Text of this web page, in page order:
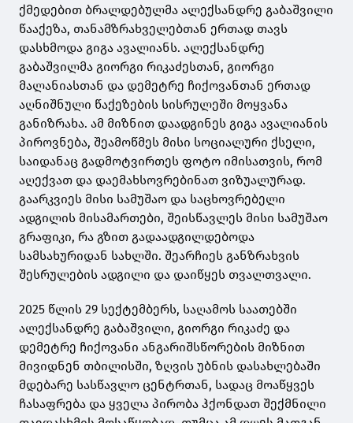
ქმედებით ბრალდებულმა ალექსანდრე გაბაშვილი
წააქეზა, თანამზრახველებთან ერთად თავს
დასხმოდა გიგა ავალიანს. ალექსანდრე
გაბაშვილმა გიორგი რიკაძესთან, გიორგი
მალანიასთან და დემეტრე ჩიქოვანთან ერთად
აღნიშნული წაქეზების სისრულეში მოყვანა
განიზრახა. ამ მიზნით დაადგინეს გიგა ავალიანის
პიროვნება, შეამოწმეს მისი სოციალური ქსელი,
საიდანაც გადმოტვირთეს ფოტო იმისათვის, რომ
აღექვათ და დაემახსოვრებინათ ვიზუალურად.
გაარკვიეს მისი სამუშაო და საცხოვრებელი
ადგილის მისამართები, შეისწავლეს მისი სამუშაო
გრაფიკი, რა გზით გადაადგილდებოდა
სამსახურიდან სახლში. შეარჩიეს განზრახვის
შესრულების ადგილი და დაიწყეს თვალთვალი.
2025 წლის 29 სექტემბერს, საღამოს საათებში
ალექსანდრე გაბაშვილი, გიორგი რიკაძე და
დემეტრე ჩიქოვანი ანგარიშსწორების მიზნით
მივიდნენ თბილისში, ზღვის უბნის დასახლებაში
მდებარე სასწავლო ცენტრთან, სადაც მოაწყვეს
ჩასაფრება და ყველა პირობა ჰქონდათ შექმნილი